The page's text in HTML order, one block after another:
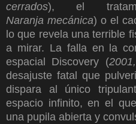
cerrados), el
Naranja mecánica) o el
lo que revela una terrible
a mirar. La falla en la
espacial Discovery (
desajuste fatal que
dispara al único
espacio infinito, en el
una pupila abierta y